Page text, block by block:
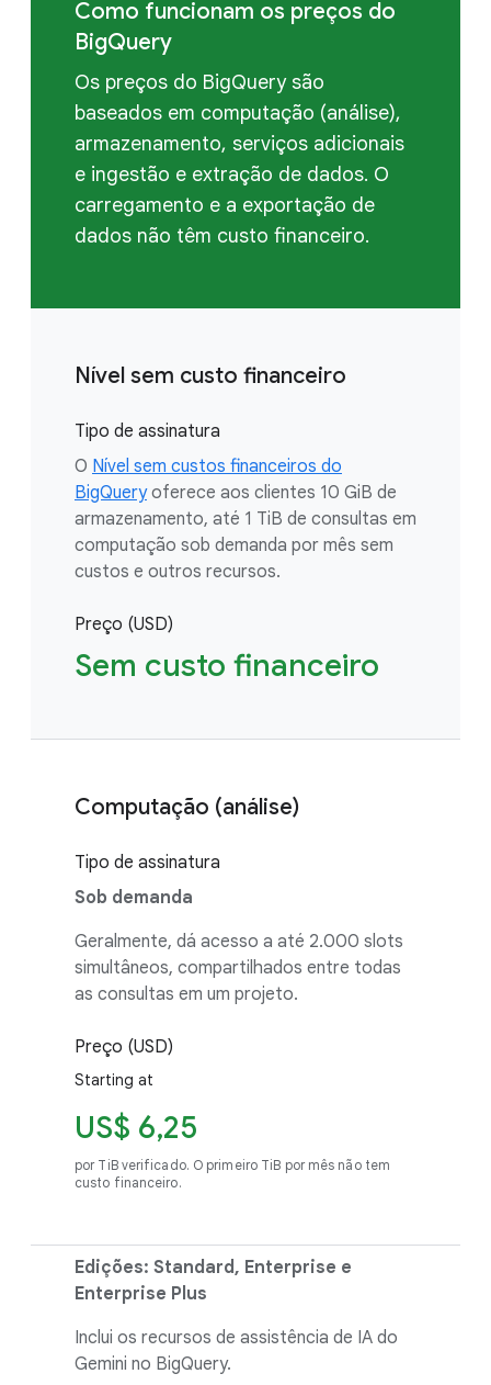
Como funcionam os preços do
BigQuery
Os preços do BigQuery são
baseados em computação (análise),
armazenamento, serviços adicionais
e ingestão e extração de dados. O
carregamento e a exportação de
dados não têm custo financeiro.
Nível sem custo financeiro
Tipo de assinatura
O Nível sem custos financeiros do
BigQueryoferece aos clientes 10 GiB de
armazenamento, até 1 TiB de consultas em
computação sob demanda por mês sem
custos e outros recursos.
Preço (USD)
Sem custo financeiro
Computação (análise)
Tipo de assinatura
Sob demanda
Geralmente, dá acesso a até 2.000 slots
simultâneos, compartilhados entre todas
as consultas em um projeto.
Preço (USD)
Starting at
US$ 6,25
por TiB verificado. O primeiro TiB por mês não tem
custo financeiro.
Edições: Standard, Enterprise e
Enterprise Plus
Inclui os recursos de assistência de IA do
Gemini no BigQuery.